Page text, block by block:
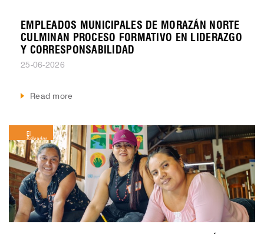
EMPLEADOS MUNICIPALES DE MORAZÁN NORTE
CULMINAN PROCESO FORMATIVO EN LIDERAZGO
Y CORRESPONSABILIDAD
25-06-2026
Read more
El
Salvador